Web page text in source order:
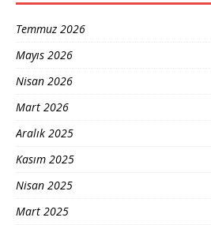
Temmuz 2026
Mayıs 2026
Nisan 2026
Mart 2026
Aralık 2025
Kasım 2025
Nisan 2025
Mart 2025